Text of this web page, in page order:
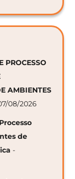
PROCESSO
AMBIENTES
08/2026
de
-